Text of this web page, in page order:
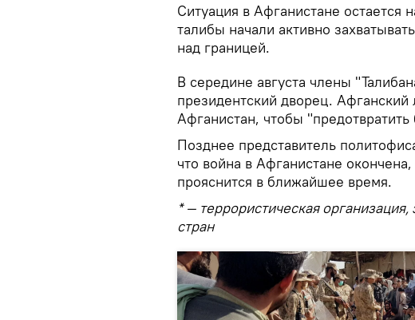
Ситуация в Афганистане
талибы начали активно
над границей.
В середине августа члены
президентский дворец.
Афганистан, чтобы
Позднее представитель
что война в Афганистане
прояснится в ближайшее время.
* — террористическая
стран